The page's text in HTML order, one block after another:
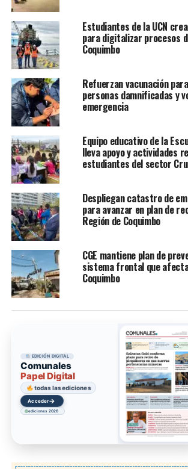
Estudiantes de la UCN
para digitalizar procesos
Coquimbo
Refuerzan vacunación
personas damnificadas y
emergencia
Equipo educativo de la
lleva apoyo y actividades
estudiantes del sector
Despliegan catastro de
para avanzar en plan de
Región de Coquimbo
CGE mantiene plan de
sistema frontal que
Coquimbo
EDICIÓN DIGITAL
Comunales
Papel Digital
todas las ediciones
Acceder→
ediciones 2026